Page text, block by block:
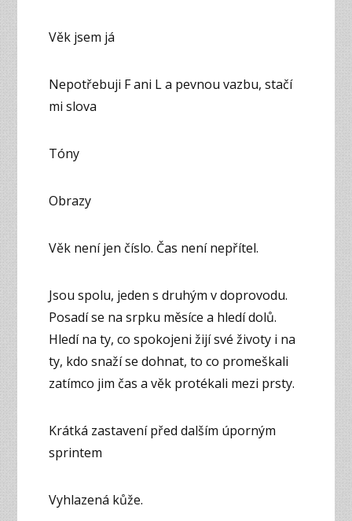
Věk jsem já
Nepotřebuji F ani L a pevnou vazbu, stačí
mi slova
Tóny
Obrazy
Věk není jen číslo. Čas není nepřítel.
Jsou spolu, jeden s druhým v doprovodu.
Posadí se na srpku měsíce a hledí dolů.
Hledí na ty, co spokojeni žijí své životy i na
ty, kdo snaží se dohnat, to co promeškali
zatímco jim čas a věk protékali mezi prsty.
Krátká zastavení před dalším úporným
sprintem
Vyhlazená kůže.